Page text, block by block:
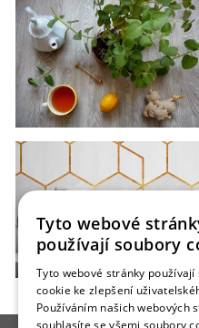
Tyto webové
používají soubory
Tyto webové stránky používají
cookie ke zlepšení
Používáním našich webových
souhlasíte se všemi soubory